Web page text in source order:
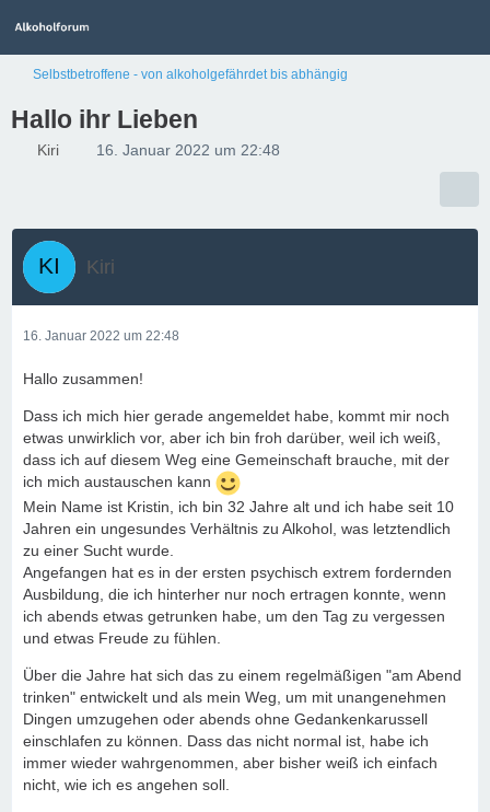
Selbstbetroffene - von alkoholgefährdet bis abhängig
Hallo ihr Lieben
Kiri 16. Januar 2022 um 22:48
Kiri
16. Januar 2022 um 22:48
Hallo zusammen!
Dass ich mich hier gerade angemeldet habe, kommt mir noch
etwas unwirklich vor, aber ich bin froh darüber, weil ich weiß,
dass ich auf diesem Weg eine Gemeinschaft brauche, mit der
ich mich austauschen kann
Mein Name ist Kristin, ich bin 32 Jahre alt und ich habe seit 10
Jahren ein ungesundes Verhältnis zu Alkohol, was letztendlich
zu einer Sucht wurde.
Angefangen hat es in der ersten psychisch extrem fordernden
Ausbildung, die ich hinterher nur noch ertragen konnte, wenn
ich abends etwas getrunken habe, um den Tag zu vergessen
und etwas Freude zu fühlen.
Über die Jahre hat sich das zu einem regelmäßigen "am Abend
trinken" entwickelt und als mein Weg, um mit unangenehmen
Dingen umzugehen oder abends ohne Gedankenkarussell
einschlafen zu können. Dass das nicht normal ist, habe ich
immer wieder wahrgenommen, aber bisher weiß ich einfach
nicht, wie ich es angehen soll.